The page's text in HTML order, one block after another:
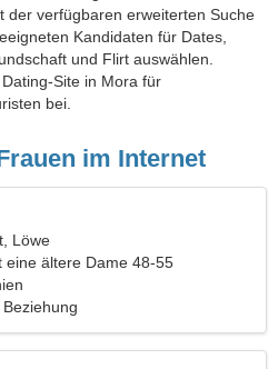
der verfügbaren erweiterten Suche
Kandidaten für Dates,
und Flirt auswählen.
Site in Mora für
bei.
im Internet
Löwe
eine ältere Dame 48-55